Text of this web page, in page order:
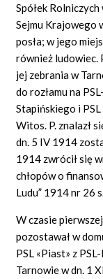
Spółek
Sejmu Krajowego
posła; w jego
również ludowiec.
jej zebrania w
do rozłamu na
Stapińskiego i PSL
Witos. P. znalazł
dn. 5 IV 1914
1914 zwrócił się
chłopów o
Ludu” 1914 nr 26
W czasie
pozostawał w
PSL «Piast» z
Tarnowie w dn. 1